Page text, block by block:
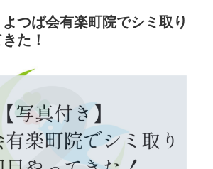
よつば会有楽町院でシミ取り
た！